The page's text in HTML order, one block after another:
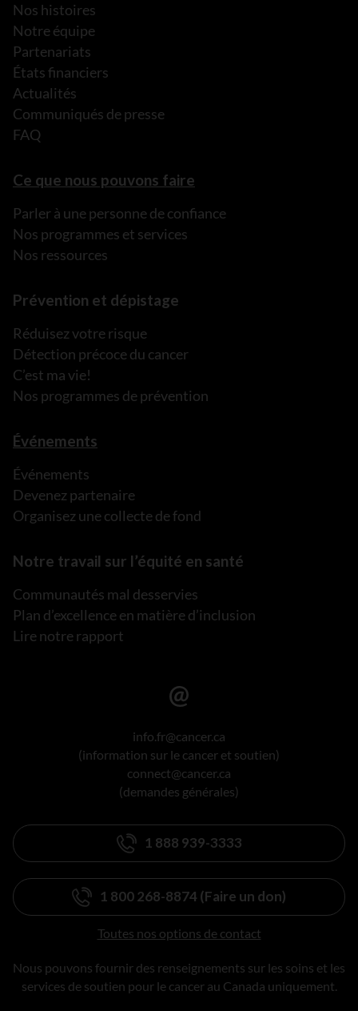
Nos histoires
Notre équipe
Partenariats
États financiers
Actualités
Communiqués de presse
FAQ
Ce que nous pouvons faire
Parler à une personne de confiance
Nos programmes et services
Nos ressources
Prévention et dépistage
Réduisez votre risque
Détection précoce du cancer
C’est ma vie!
Nos programmes de prévention
Événements
Événements
Devenez partenaire
Organisez une collecte de fond
Notre travail sur l’équité en santé
Communautés mal desservies
Plan d’excellence en matière d’inclusion
Lire notre rapport
info.fr@cancer.ca
(information sur le cancer et soutien)
connect@cancer.ca
(demandes générales)
1 888 939-3333
1 800 268-8874 (Faire un don)
Toutes nos options de contact
Nous pouvons fournir des renseignements sur les soins et les
services de soutien pour le cancer au Canada uniquement.